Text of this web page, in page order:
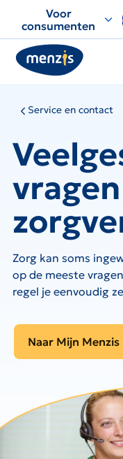
voor
snelle
navigatie
Voor
consumenten
Service en contact
Zorg kan soms
op de meeste
regel je eenvoudig
Naar Mijn Menzis